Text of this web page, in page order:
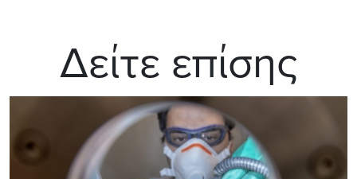
Δείτε επίσης